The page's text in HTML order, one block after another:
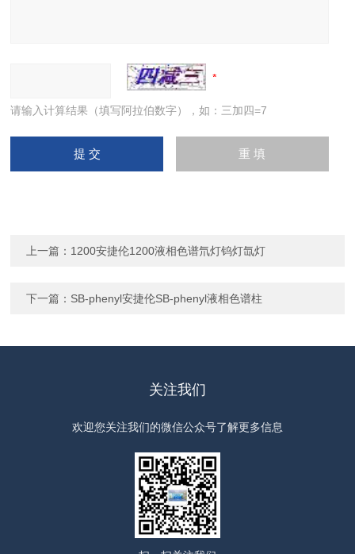
请输入计算结果（填写阿拉伯数字），如：三加四=7
上一篇： 1200安捷伦1200液相色谱氘灯钨灯氙灯
下一篇： SB-phenyl安捷伦SB-phenyl液相色谱柱
关注我们
欢迎您关注我们的微信公众号了解更多信息